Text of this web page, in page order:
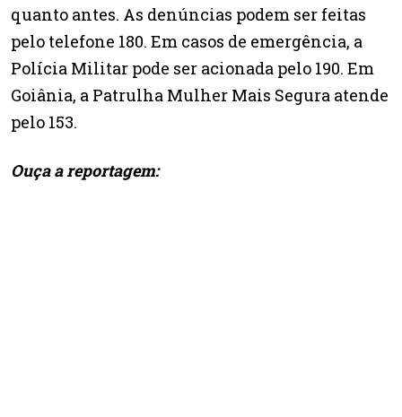
quanto antes. As denúncias podem ser feitas
pelo telefone 180. Em casos de emergência, a
Polícia Militar pode ser acionada pelo 190. Em
Goiânia, a Patrulha Mulher Mais Segura atende
pelo 153.
Ouça a reportagem: